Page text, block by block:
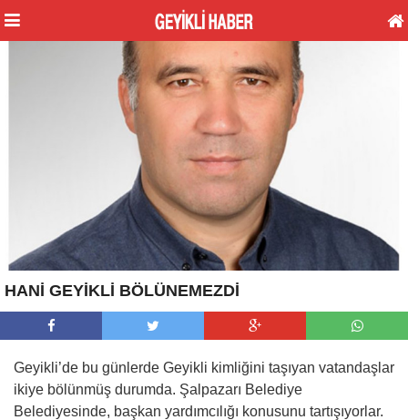
HANİ GEYİKLİ BÖLÜNEMEZDİ
Geyikli’de bu günlerde Geyikli kimliğini taşıyan vatandaşlar
ikiye bölünmüş durumda. Şalpazarı Belediye
Belediyesinde, başkan yardımcılığı konusunu tartışıyorlar.